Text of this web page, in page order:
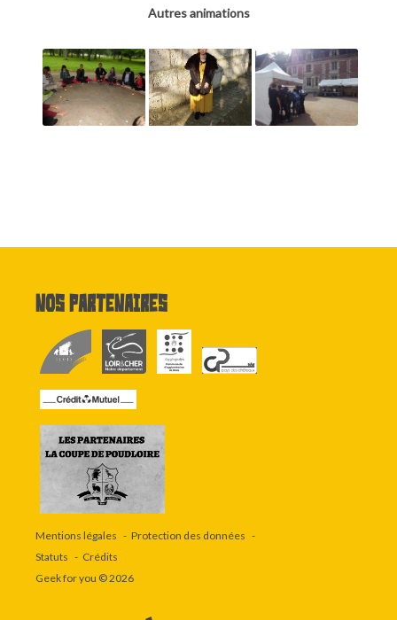
Autres animations
Nos partenaires
Mentions légales
Protection des données
Statuts
Crédits
Geek for you © 2026